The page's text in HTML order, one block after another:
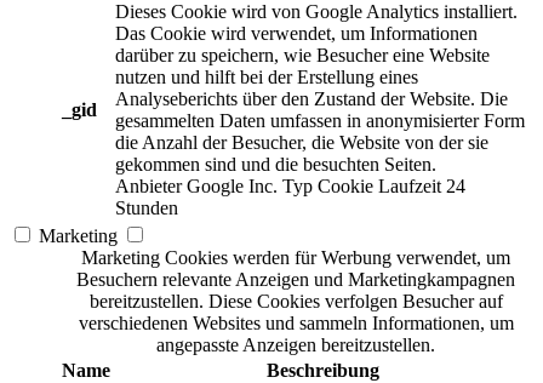
_gid
Dieses Cookie wird von Google Analytics installiert.
Das Cookie wird verwendet, um Informationen
darüber zu speichern, wie Besucher eine Website
nutzen und hilft bei der Erstellung eines
Analyseberichts über den Zustand der Website. Die
gesammelten Daten umfassen in anonymisierter Form
die Anzahl der Besucher, die Website von der sie
gekommen sind und die besuchten Seiten.
Anbieter Google Inc. Typ Cookie Laufzeit 24
Stunden
Marketing
Marketing Cookies werden für Werbung verwendet, um
Besuchern relevante Anzeigen und Marketingkampagnen
bereitzustellen. Diese Cookies verfolgen Besucher auf
verschiedenen Websites und sammeln Informationen, um
angepasste Anzeigen bereitzustellen.
Name
Beschreibung